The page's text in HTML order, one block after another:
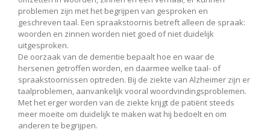
problemen zijn met het begrijpen van gesproken en
geschreven taal. Een spraakstoornis betreft alleen de spraak:
woorden en zinnen worden niet goed of niet duidelijk
uitgesproken.
De oorzaak van de dementie bepaalt hoe en waar de
hersenen getroffen worden, en daarmee welke taal- of
spraakstoornissen optreden. Bij de ziekte van Alzheimer zijn er
taalproblemen, aanvankelijk vooral woordvindingsproblemen.
Met het erger worden van de ziekte krijgt de patiënt steeds
meer moeite om duidelijk te maken wat hij bedoelt en om
anderen te begrijpen.